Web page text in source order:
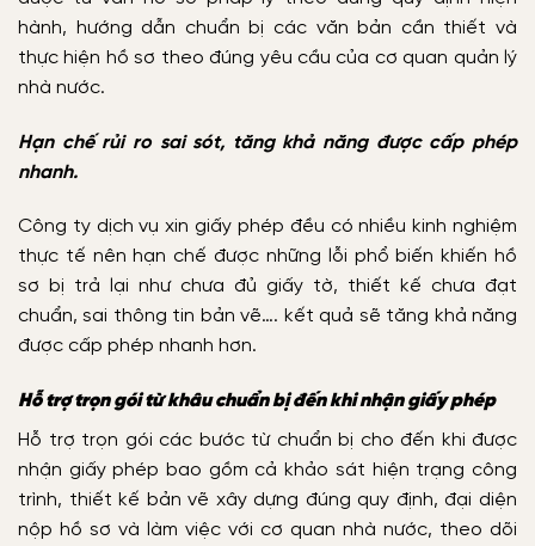
hành, hướng dẫn chuẩn bị các văn bản cần thiết và
thực hiện hồ sơ theo đúng yêu cầu của cơ quan quản lý
nhà nước.
Hạn chế rủi ro sai sót, tăng khả năng được cấp phép
nhanh.
Công ty dịch vụ xin giấy phép đều có nhiều kinh nghiệm
thực tế nên hạn chế được những lỗi phổ biến khiến hồ
sơ bị trả lại như chưa đủ giấy tờ, thiết kế chưa đạt
chuẩn, sai thông tin bản vẽ…. kết quả sẽ tăng khả năng
được cấp phép nhanh hơn.
Hỗ trợ trọn gói từ khâu chuẩn bị đến khi nhận giấy phép
Hỗ trợ trọn gói các bước từ chuẩn bị cho đến khi được
nhận giấy phép bao gồm cả khảo sát hiện trạng công
trình, thiết kế bản vẽ xây dựng đúng quy định, đại diện
nộp hồ sơ và làm việc với cơ quan nhà nước, theo dõi